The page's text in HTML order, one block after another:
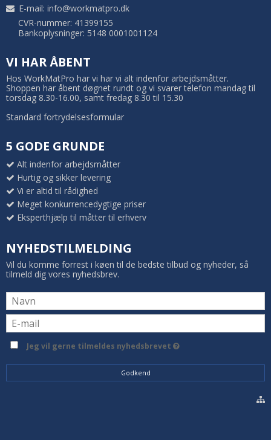
E-mail: info@workmatpro.dk
CVR-nummer: 41399155
Bankoplysninger: 5148 0001001124
VI HAR ÅBENT
Hos WorkMatPro har vi har vi alt indenfor arbejdsmåtter.
Shoppen har åbent døgnet rundt og vi svarer telefon mandag til
torsdag 8.30-16.00, samt fredag 8.30 til 15.30
Standard fortrydelsesformular
5 GODE GRUNDE
Alt indenfor arbejdsmåtter
Hurtig og sikker levering
Vi er altid til rådighed
Meget konkurrencedygtige priser
Eksperthjælp til måtter til erhverv
NYHEDSTILMELDING
Vil du komme forrest i køen til de bedste tilbud og nyheder, så
tilmeld dig vores nyhedsbrev.
Jeg vil gerne tilmeldes nyhedsbrevet
Godkend